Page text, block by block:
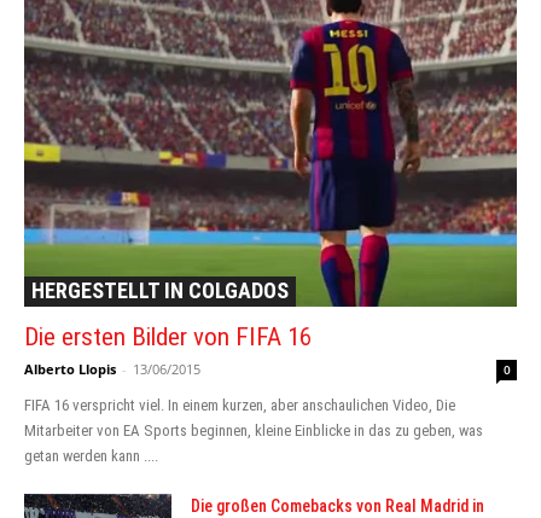
HERGESTELLT IN COLGADOS
Die ersten Bilder von FIFA 16
Alberto Llopis - 13/06/2015 0
FIFA 16 verspricht viel. In einem kurzen, aber anschaulichen Video, Die
Mitarbeiter von EA Sports beginnen, kleine Einblicke in das zu geben, was
getan werden kann ....
Die großen Comebacks von Real Madrid in